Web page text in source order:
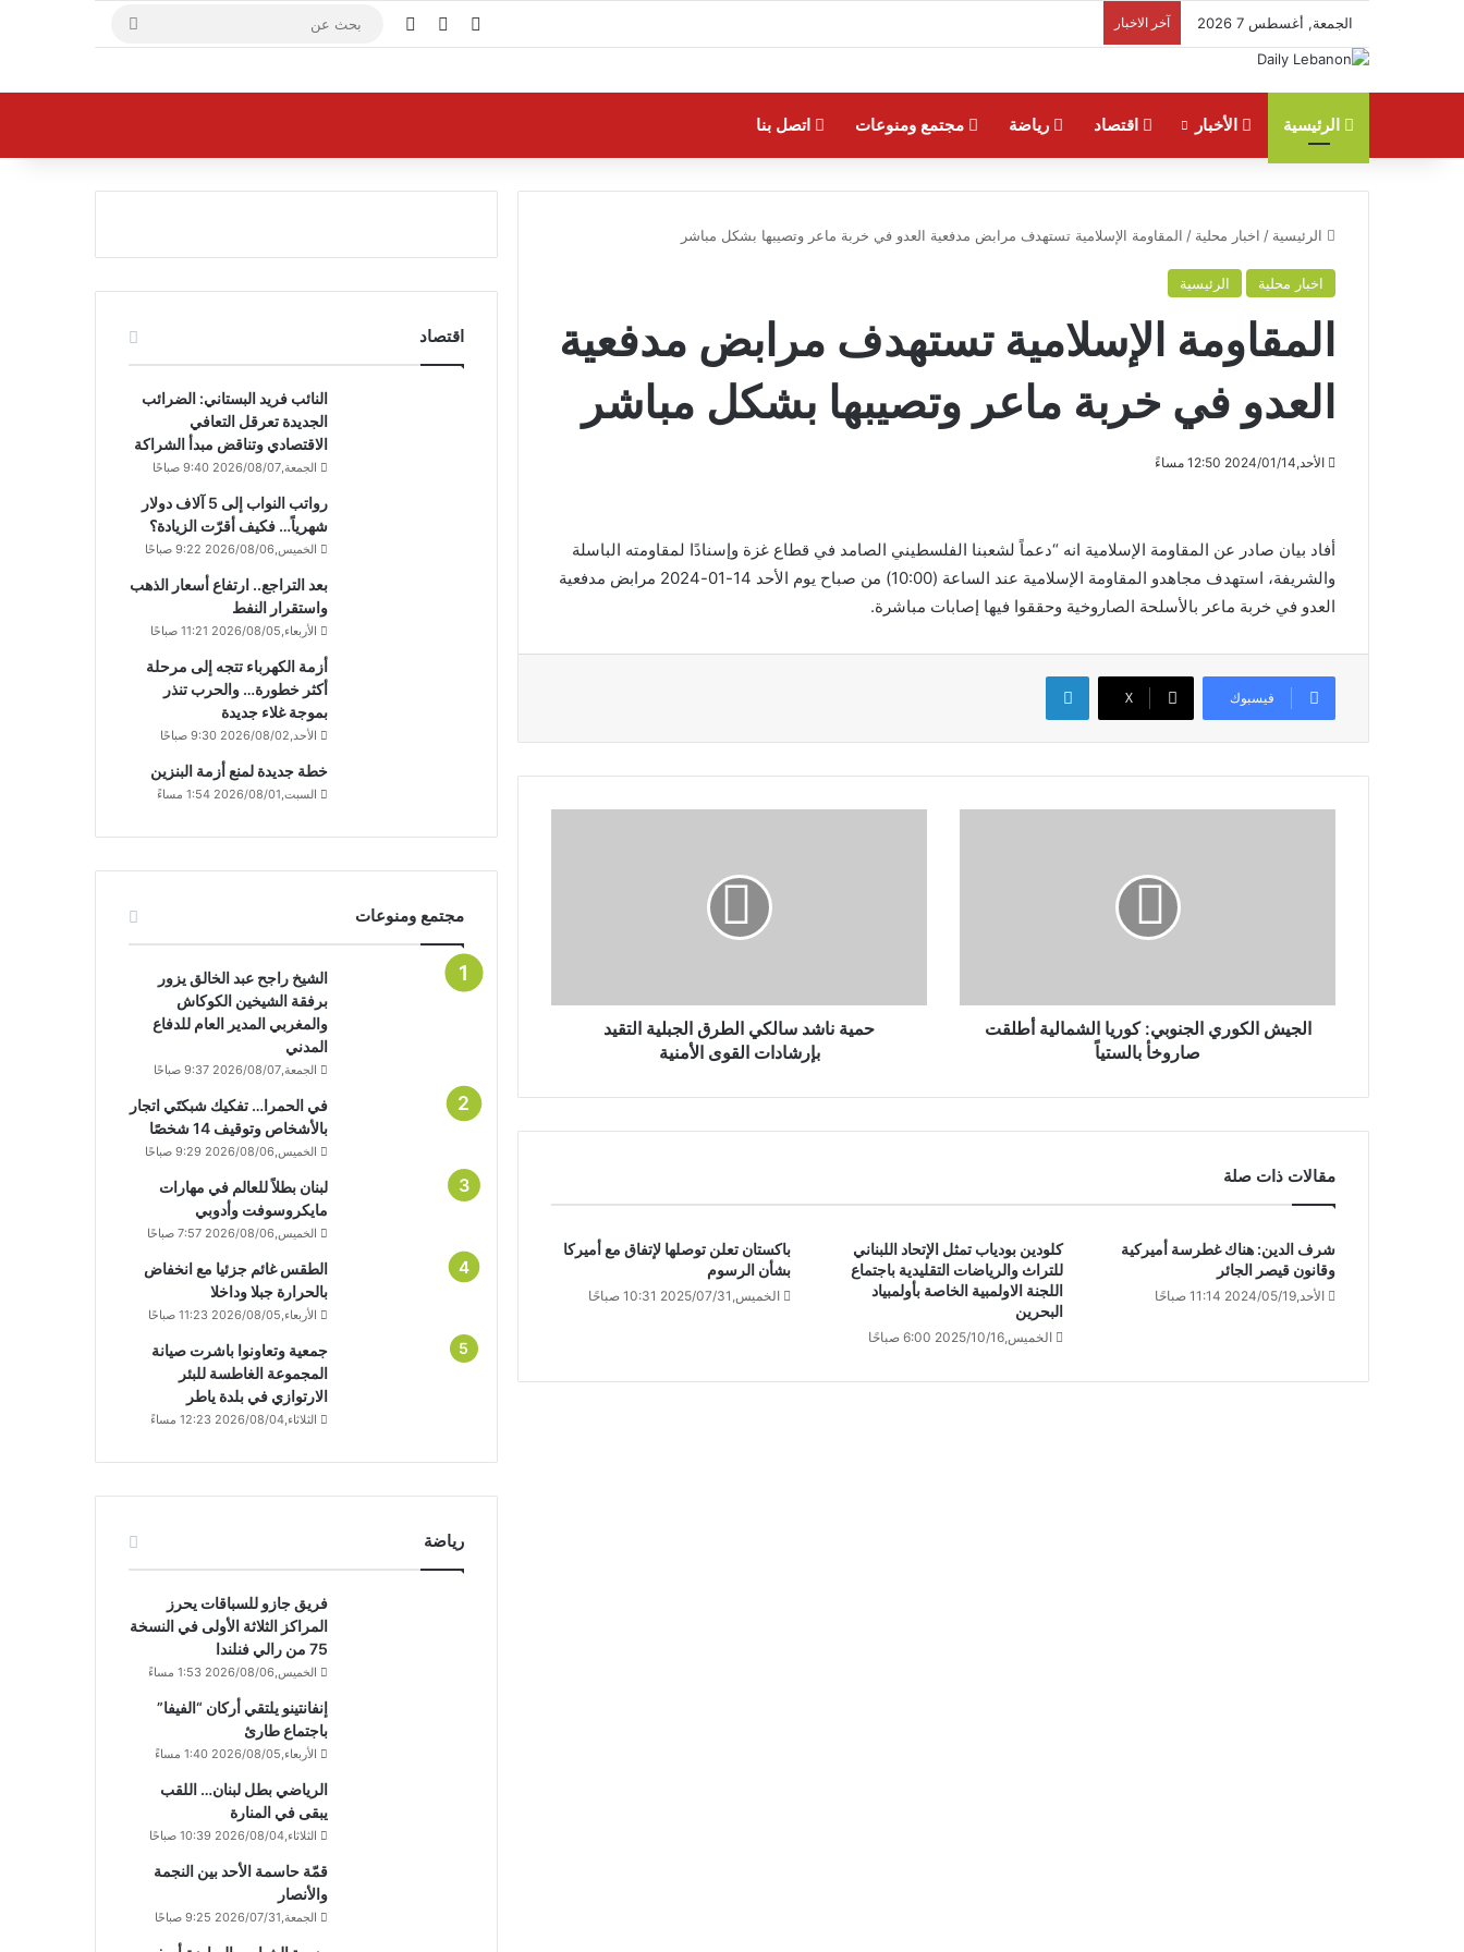
الجمعة, أغسطس 7 2026 آخر الاخبار فيسبوك يوتيوب
الرئيسية الأخبار اقتصاد رياضة مجتمع ومنوعات اتصل بنا
الرئيسية / اخبار محلية / المقاومة الإسلامية تستهدف مرابض ‏مدفعية العدو في خربة ماعر وتصيبها بشكل مباشر
اخبار محلية الرئيسية
المقاومة الإسلامية تستهدف مرابض ‏مدفعية
العدو في خربة ماعر وتصيبها بشكل مباشر
الأحد,2024/01/14 12:50 مساءً
أفاد بيان صادر عن المقاومة الإسلامية انه “دعماً لشعبنا الفلسطيني الصامد في قطاع غزة وإسنادًا لمقاومته الباسلة
‌‌‌‏والشريفة، استهدف ‌‌‏‌‏‌‌‌‏مجاهدو ‏المقاومة الإسلامية عند الساعة (10:00) من صباح يوم الأحد 14-01-2024 مرابض ‏مدفعية
العدو في خربة ماعر بالأسلحة الصاروخية وحققوا فيها إصابات مباشرة.‏
فيسبوك X
لينكدإن
الجيش الكوري الجنوبي: كوريا الشمالية أطلقت
صاروخأ بالستياً
حمية ناشد سالكي الطرق الجبلية التقيد
بإرشادات القوى الأمنية
مقالات ذات صلة
شرف الدين: هناك غطرسة أميركية
وقانون قيصر الجائر
الأحد,2024/05/19 11:14 صباحًا
كلودين بودياب تمثل الإتحاد اللبناني
للتراث والرياضات التقليدية باجتماع
اللجنة الاولمبية الخاصة بأولمبياد
البحرين
الخميس,2025/10/16 6:00 صباحًا
باكستان تعلن توصلها لإتفاق مع أميركا
بشأن الرسوم
الخميس,2025/07/31 10:31 صباحًا
اقتصاد
النائب فريد البستاني: الضرائب
الجديدة تعرقل التعافي
الاقتصادي وتناقض مبدأ الشراكة
الجمعة,2026/08/07 9:40 صباحًا
رواتب النواب إلى 5 آلاف دولار
شهرياً… فكيف أقرّت الزيادة؟
الخميس,2026/08/06 9:22 صباحًا
بعد التراجع.. ارتفاع أسعار الذهب
واستقرار النفط
الأربعاء,2026/08/05 11:21 صباحًا
أزمة الكهرباء تتجه إلى مرحلة
أكثر خطورة… والحرب تنذر
بموجة غلاء جديدة
الأحد,2026/08/02 9:30 صباحًا
خطة جديدة لمنع أزمة البنزين
السبت,2026/08/01 1:54 مساءً
مجتمع ومنوعات
الشيخ راجح عبد الخالق يزور
برفقة الشيخين الكوكاش
والمغربي المدير العام للدفاع
المدني
الجمعة,2026/08/07 9:37 صباحًا
في الحمرا… تفكيك شبكتَي اتجار
بالأشخاص وتوقيف 14 شخصًا
الخميس,2026/08/06 9:29 صباحًا
لبنان بطلاً للعالم في مهارات
مايكروسوفت وأدوبي
الخميس,2026/08/06 7:57 صباحًا
الطقس غائم جزئيا مع انخفاض
بالحرارة جبلا وداخلا
الأربعاء,2026/08/05 11:23 صباحًا
جمعية وتعاونوا باشرت صيانة
المجموعة الغاطسة للبئر
الارتوازي في بلدة ياطر
الثلاثاء,2026/08/04 12:23 مساءً
رياضة
فريق جازو للسباقات يحرز
المراكز الثلاثة الأولى في النسخة
75 من رالي فنلندا
الخميس,2026/08/06 1:53 مساءً
إنفانتينو يلتقي أركان “الفيفا”
باجتماع طارئ
الأربعاء,2026/08/05 1:40 مساءً
الرياضي بطل لبنان… اللقب
يبقى في المنارة
الثلاثاء,2026/08/04 10:39 صباحًا
قمّة حاسمة الأحد بين النجمة
والأنصار
الجمعة,2026/07/31 9:25 صباحًا